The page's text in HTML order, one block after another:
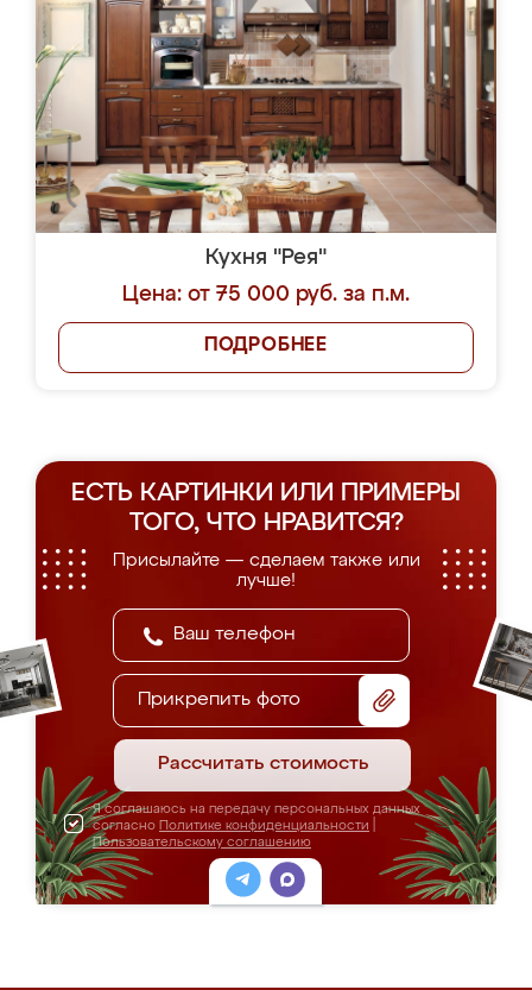
Кухня "Рея"
Цена: от 75 000 руб. за п.м.
ПОДРОБНЕЕ
ЕСТЬ КАРТИНКИ ИЛИ ПРИМЕРЫ
ТОГО, ЧТО НРАВИТСЯ?
Присылайте — сделаем также или
лучше!
Прикрепить фото
Рассчитать стоимость
Я соглашаюсь на передачу персональных данных
согласно Политике конфиденциальности
Пользовательскому соглашению